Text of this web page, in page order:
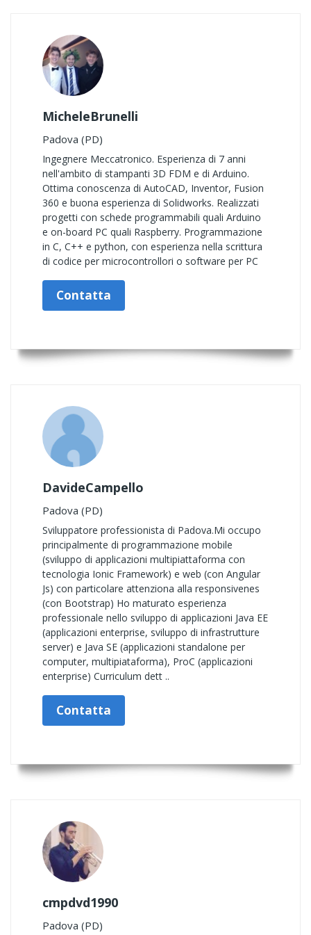
MicheleBrunelli
Padova (PD)
Ingegnere Meccatronico. Esperienza di 7 anni
nell'ambito di stampanti 3D FDM e di Arduino.
Ottima conoscenza di AutoCAD, Inventor, Fusion
360 e buona esperienza di Solidworks. Realizzati
progetti con schede programmabili quali Arduino
e on-board PC quali Raspberry. Programmazione
in C, C++ e python, con esperienza nella scrittura
di codice per microcontrollori o software per PC
Contatta
DavideCampello
Padova (PD)
Sviluppatore professionista di Padova.Mi occupo
principalmente di programmazione mobile
(sviluppo di applicazioni multipiattaforma con
tecnologia Ionic Framework) e web (con Angular
Js) con particolare attenziona alla responsivenes
(con Bootstrap) Ho maturato esperienza
professionale nello sviluppo di applicazioni Java EE
(applicazioni enterprise, sviluppo di infrastrutture
server) e Java SE (applicazioni standalone per
computer, multipiataforma), ProC (applicazioni
enterprise) Curriculum dett ..
Contatta
cmpdvd1990
Padova (PD)